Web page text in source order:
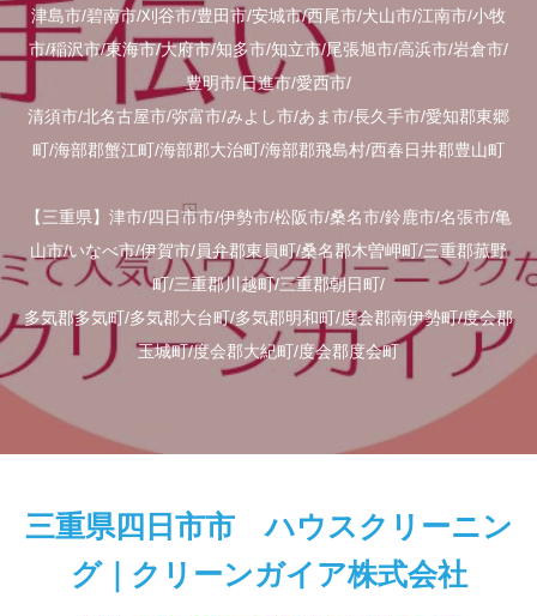
津島市/碧南市/刈谷市/豊田市/安城市/西尾市/犬山市/江南市/小牧
市/稲沢市/東海市/大府市/知多市/知立市/尾張旭市/高浜市/岩倉市/
豊明市/日進市/愛西市/
清須市/北名古屋市/弥富市/みよし市/あま市/長久手市/愛知郡東郷
町/海部郡蟹江町/海部郡大治町/海部郡飛島村/西春日井郡豊山町
【三重県】津市/四日市市/伊勢市/松阪市/桑名市/鈴鹿市/名張市/亀
山市/いなべ市/伊賀市/員弁郡東員町/桑名郡木曽岬町/三重郡菰野
町/三重郡川越町/三重郡朝日町/
多気郡多気町/多気郡大台町/多気郡明和町/度会郡南伊勢町/度会郡
玉城町/度会郡大紀町/度会郡度会町
三重県四日市市 ハウスクリーニン
グ｜クリーンガイア株式会社